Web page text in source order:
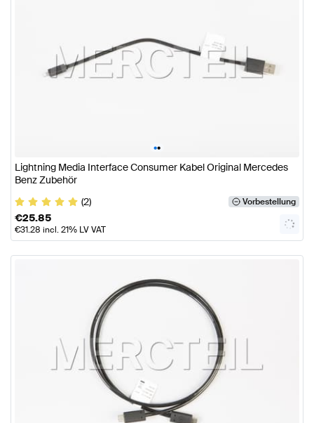
••
Lightning Media Interface Consumer Kabel Original Mercedes
Benz Zubehör
(2)
Vorbestellung
€25.85
€31.28 incl. 21% LV VAT